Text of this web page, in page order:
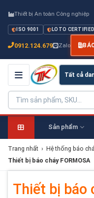
Thiết bị An toàn Công nghiệp
ISO 9001 LOTO CERTIFIED
0912.124.679 Zalo
Sản phẩm
Trang nhất › Hệ thống báo
Thiết bị báo cháy FORMOSA
Thiết bị báo